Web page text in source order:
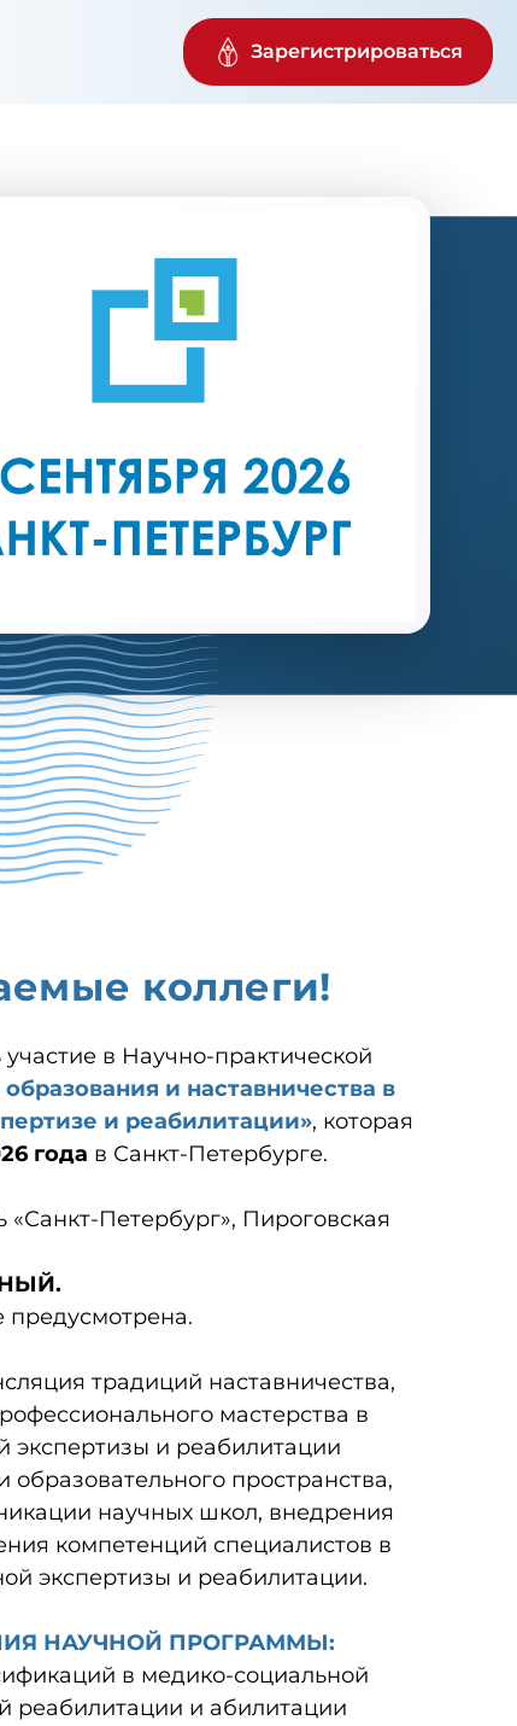
Зарегистрироваться
коллеги!
в Научно-практической
и наставничества в
и реабилитации», которая
года в Санкт-Петербурге.
«Санкт-Петербург», Пироговская
предусмотрена.
традиций наставничества,
мастерства в
экспертизы и реабилитации
пространства,
научных школ, внедрения
компетенций специалистов в
экспертизы и реабилитации.
НАУЧНОЙ ПРОГРАММЫ:
в медико-социальной
реабилитации и абилитации